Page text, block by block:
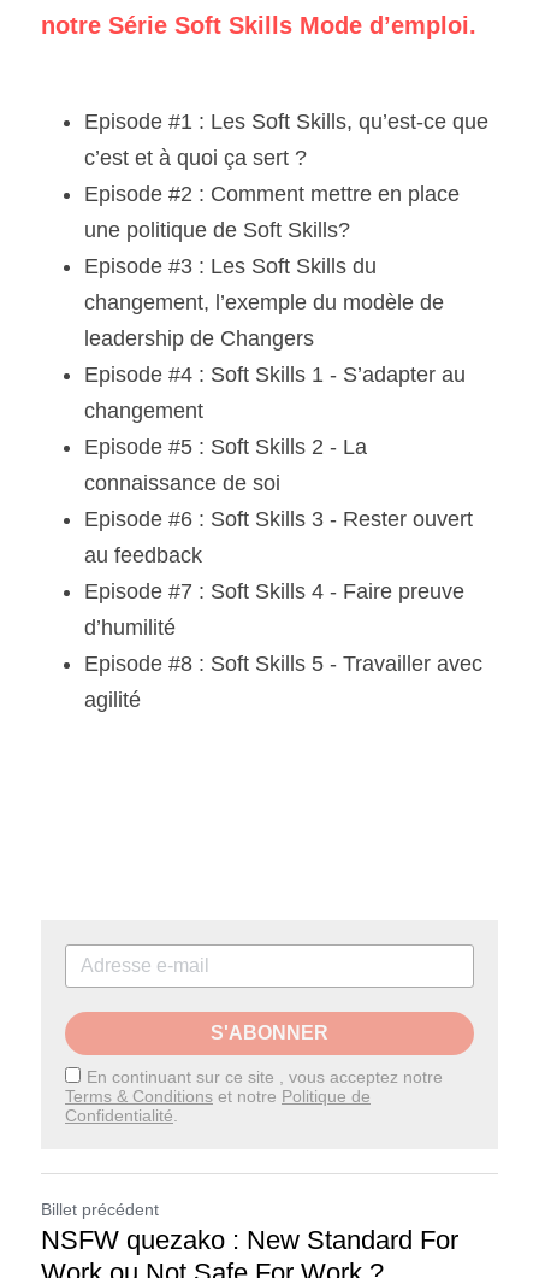
notre Série Soft Skills Mode d’emploi.
Episode #1 : Les Soft Skills, qu’est-ce que
c’est et à quoi ça sert ?
Episode #2 : Comment mettre en place
une politique de Soft Skills?
Episode #3 : Les Soft Skills du
changement, l’exemple du modèle de
leadership de Changers
Episode #4 : Soft Skills 1 - S’adapter au
changement
Episode #5 : Soft Skills 2 - La
connaissance de soi
Episode #6 : Soft Skills 3 - Rester ouvert
au feedback
Episode #7 : Soft Skills 4 - Faire preuve
d’humilité
Episode #8 : Soft Skills 5 - Travailler avec
agilité
S'ABONNER
En continuant sur ce site , vous acceptez notre
Terms & Conditions et notre Politique de
Confidentialité
Billet précédent
NSFW quezako : New Standard For